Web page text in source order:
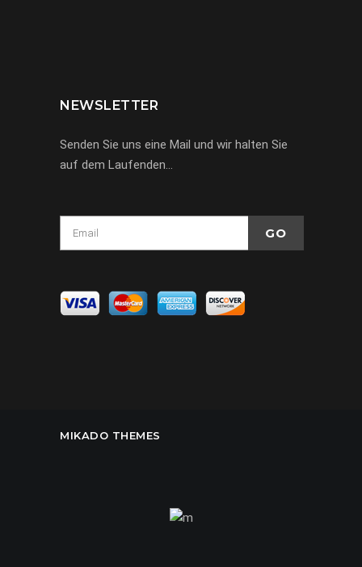
NEWSLETTER
Senden Sie uns eine Mail und wir halten Sie
auf dem Laufenden…
MIKADO THEMES